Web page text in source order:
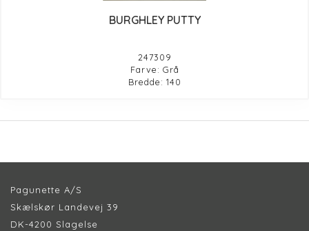
BURGHLEY PUTTY
247309
Farve: Grå
Bredde: 140
Pagunette A/S
Skælskør Landevej 39
DK-4200 Slagelse